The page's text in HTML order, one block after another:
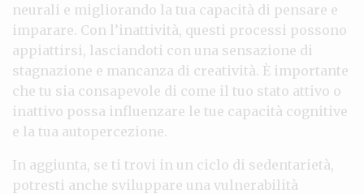
neurali e migliorando la tua capacità di pensare e
imparare. Con l’inattività, questi processi possono
appiattirsi, lasciandoti con una sensazione di
stagnazione e mancanza di creatività. È importante
che tu sia consapevole di come il tuo stato attivo o
inattivo possa influenzare le tue capacità cognitive
e la tua autopercezione.
In aggiunta, se ti trovi in un ciclo di sedentarietà,
potresti anche sviluppare una vulnerabilità